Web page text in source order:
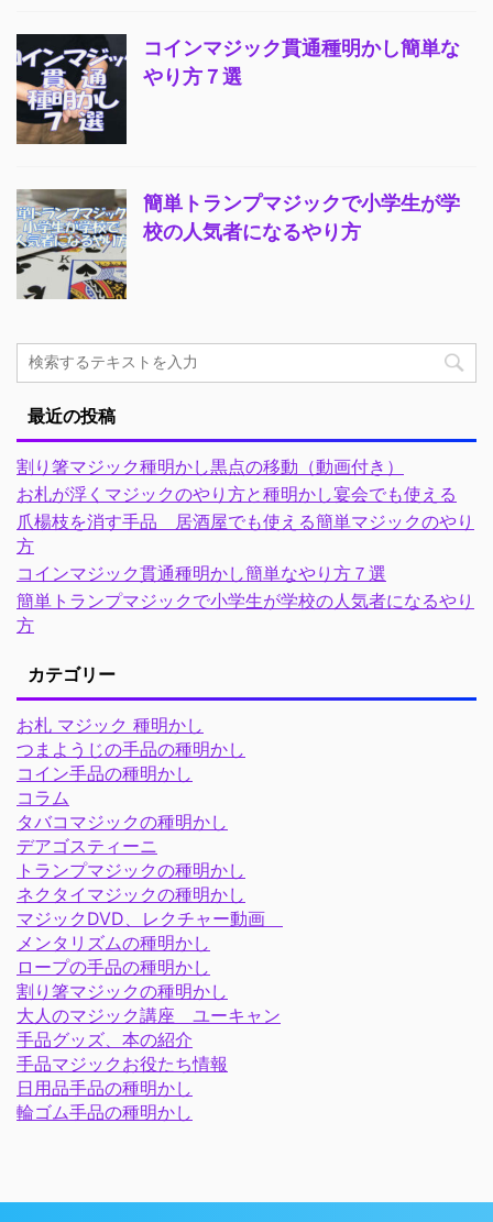
コインマジック貫通種明かし簡単な
やり方７選
簡単トランプマジックで小学生が学
校の人気者になるやり方
最近の投稿
割り箸マジック種明かし黒点の移動（動画付き）
お札が浮くマジックのやり方と種明かし宴会でも使える
爪楊枝を消す手品 居酒屋でも使える簡単マジックのやり
方
コインマジック貫通種明かし簡単なやり方７選
簡単トランプマジックで小学生が学校の人気者になるやり
方
カテゴリー
お札 マジック 種明かし
つまようじの手品の種明かし
コイン手品の種明かし
コラム
タバコマジックの種明かし
デアゴスティーニ
トランプマジックの種明かし
ネクタイマジックの種明かし
マジックDVD、レクチャー動画
メンタリズムの種明かし
ロープの手品の種明かし
割り箸マジックの種明かし
大人のマジック講座 ユーキャン
手品グッズ、本の紹介
手品マジックお役たち情報
日用品手品の種明かし
輪ゴム手品の種明かし